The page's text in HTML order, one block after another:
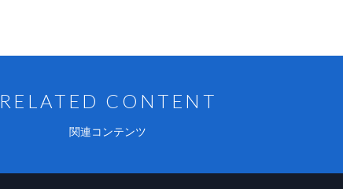
RELATED CONTENT
関連コンテンツ